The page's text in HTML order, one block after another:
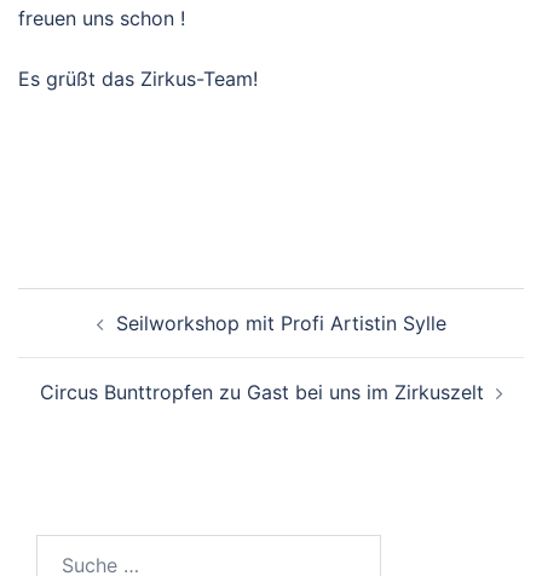
freuen uns schon !
Es grüßt das Zirkus-Team!
Seilworkshop mit Profi Artistin Sylle
Circus Bunttropfen zu Gast bei uns im Zirkuszelt